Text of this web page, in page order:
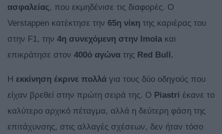
ασφαλείας, που εκμηδένισε τις διαφορές. O
Verstappen κατέκτησε την 65η νίκη της καριέρας του
στην F1, την 4η συνεχόμενη στην Imolaκαι
επικράτησε στον 400ό αγώνα της Red Bull.
Η εκκίνηση έκρινε πολλά για τους δύο οδηγούς που
είχαν βρεθεί στην πρώτη σειρά της. Ο Piastri έκανε το
καλύτερο αρχικό πέταγμα, αλλά η δεύτερη φάση της
επιτάχυνσης, στις αλλαγές σχέσεων, δεν ήταν τόσο